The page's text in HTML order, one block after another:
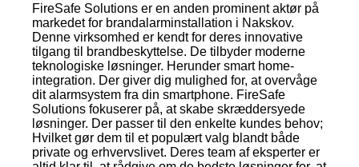
FireSafe Solutions er en anden prominent aktør på
markedet for brandalarminstallation i Nakskov.
Denne virksomhed er kendt for deres innovative
tilgang til brandbeskyttelse. De tilbyder moderne
teknologiske løsninger. Herunder smart home-
integration. Der giver dig mulighed for, at overvåge
dit alarmsystem fra din smartphone. FireSafe
Solutions fokuserer på, at skabe skræddersyede
løsninger. Der passer til den enkelte kundes behov;
Hvilket gør dem til et populært valg blandt både
private og erhvervslivet. Deres team af eksperter er